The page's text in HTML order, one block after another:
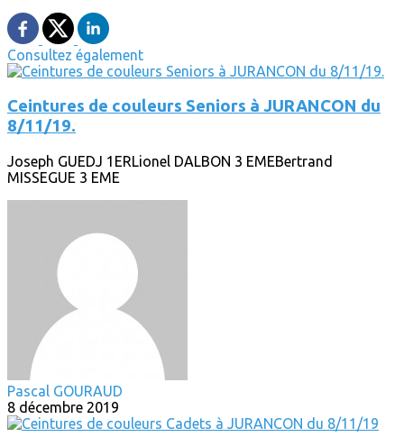
Consultez également
Ceintures de couleurs Seniors à JURANCON du
8/11/19.
Joseph GUEDJ 1ERLionel DALBON 3 EMEBertrand
MISSEGUE 3 EME
Pascal GOURAUD
8 décembre 2019